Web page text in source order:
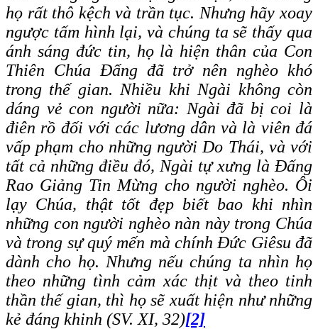
họ rất thô kệch và trần tục. Nhưng hãy xoay
ngược tấm hình lại, và chúng ta sẽ thấy qua
ánh sáng đức tin, họ là hiện thân của Con
Thiên Chúa Đấng đã trở nên nghèo khó
trong thế gian. Nhiều khi Ngài không còn
dáng vẻ con người nữa: Ngài đã bị coi là
điên rồ đối với các lương dân và là viên đá
vấp phạm cho những người Do Thái, và với
tất cả những điều đó, Ngài tự xưng là Đấng
Rao Giảng Tin Mừng cho người nghèo. Ôi
lạy Chúa, thật tốt đẹp biết bao khi nhìn
những con người nghèo nàn này trong Chúa
và trong sự quý mến mà chính Đức Giêsu đã
dành cho họ. Nhưng nếu chúng ta nhìn họ
theo những tình cảm xác thịt và theo tinh
thần thế gian, thì họ sẽ xuất hiện như những
kẻ đáng khinh (SV. XI, 32)[2]